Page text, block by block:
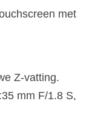
met
Z-vatting.
mm F/1.8 S,